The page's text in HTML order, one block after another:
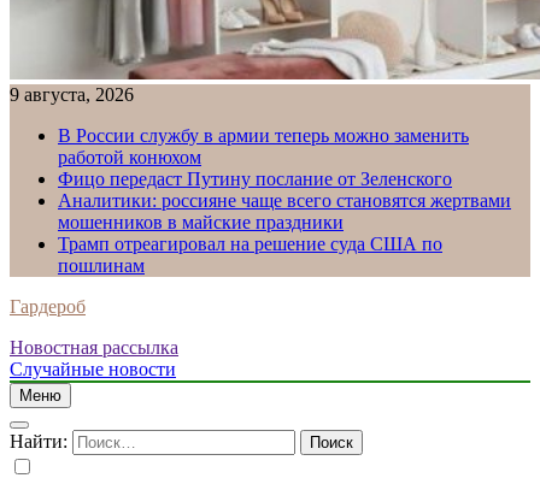
9 августа, 2026
В России службу в армии теперь можно заменить
работой конюхом
Фицо передаст Путину послание от Зеленского
Аналитики: россияне чаще всего становятся жертвами
мошенников в майские праздники
Трамп отреагировал на решение суда США по
пошлинам
Гардероб
Новостная рассылка
Случайные новости
Меню
Найти: